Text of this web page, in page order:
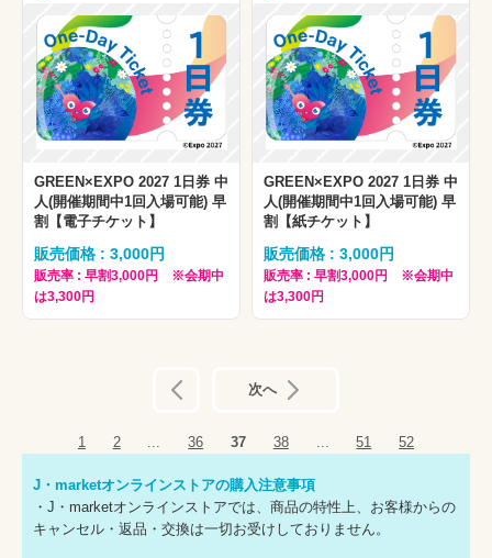
GREEN×EXPO 2027 1日券 中
人(開催期間中1回入場可能) 早
割【電子チケット】
販売価格 : 3,000円
販売率 : 早割3,000円 ※会期中
は3,300円
GREEN×EXPO 2027 1日券 中
人(開催期間中1回入場可能) 早
割【紙チケット】
販売価格 : 3,000円
販売率 : 早割3,000円 ※会期中
は3,300円
次へ
1 2 ... 36 37 38 ... 51 52
J・marketオンラインストアの購入注意事項
・J・marketオンラインストアでは、商品の特性上、お客様からの
キャンセル・返品・交換は一切お受けしておりません。